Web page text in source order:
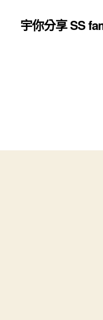
宇你分享 SS